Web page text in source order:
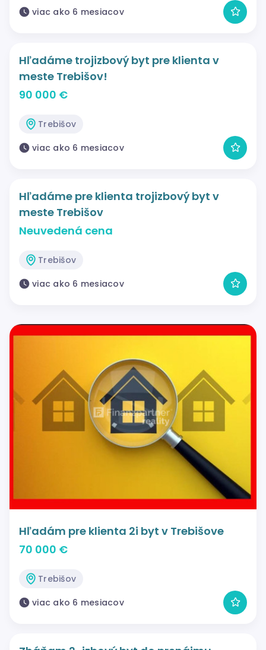
viac ako 6 mesiacov
Hľadáme trojizbový byt pre klienta v
meste Trebišov!
90 000 €
Trebišov
viac ako 6 mesiacov
Hľadáme pre klienta trojizbový byt v
meste Trebišov
Neuvedená cena
Trebišov
viac ako 6 mesiacov
Hľadám pre klienta 2i byt v Trebišove
70 000 €
Trebišov
viac ako 6 mesiacov